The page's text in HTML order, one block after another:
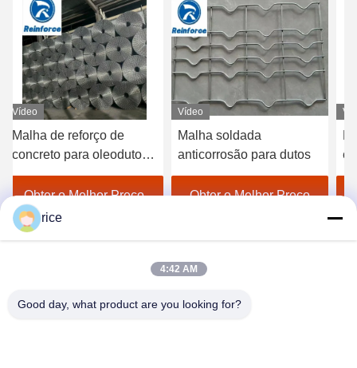
Vídeo
Malha de reforço de
concreto para oleoduto
submarino
Obter o Melhor Preço
Vídeo
Malha soldada
anticorrosão para dutos
Obter o Melhor Preço
rice
4:42 AM
Good day, what product are you looking for?